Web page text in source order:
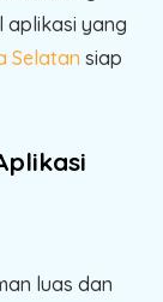
aplikasi yang
Selatan siap
luas dan